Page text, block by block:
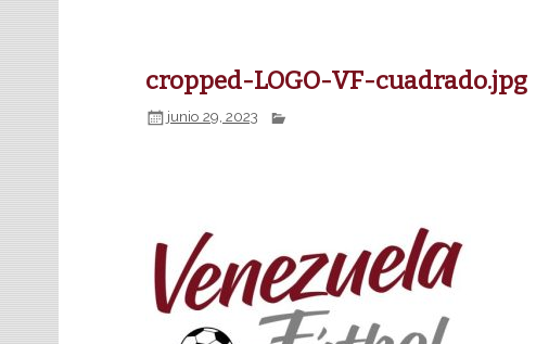
cropped-LOGO-VF-cuadrado.jpg
junio 29, 2023